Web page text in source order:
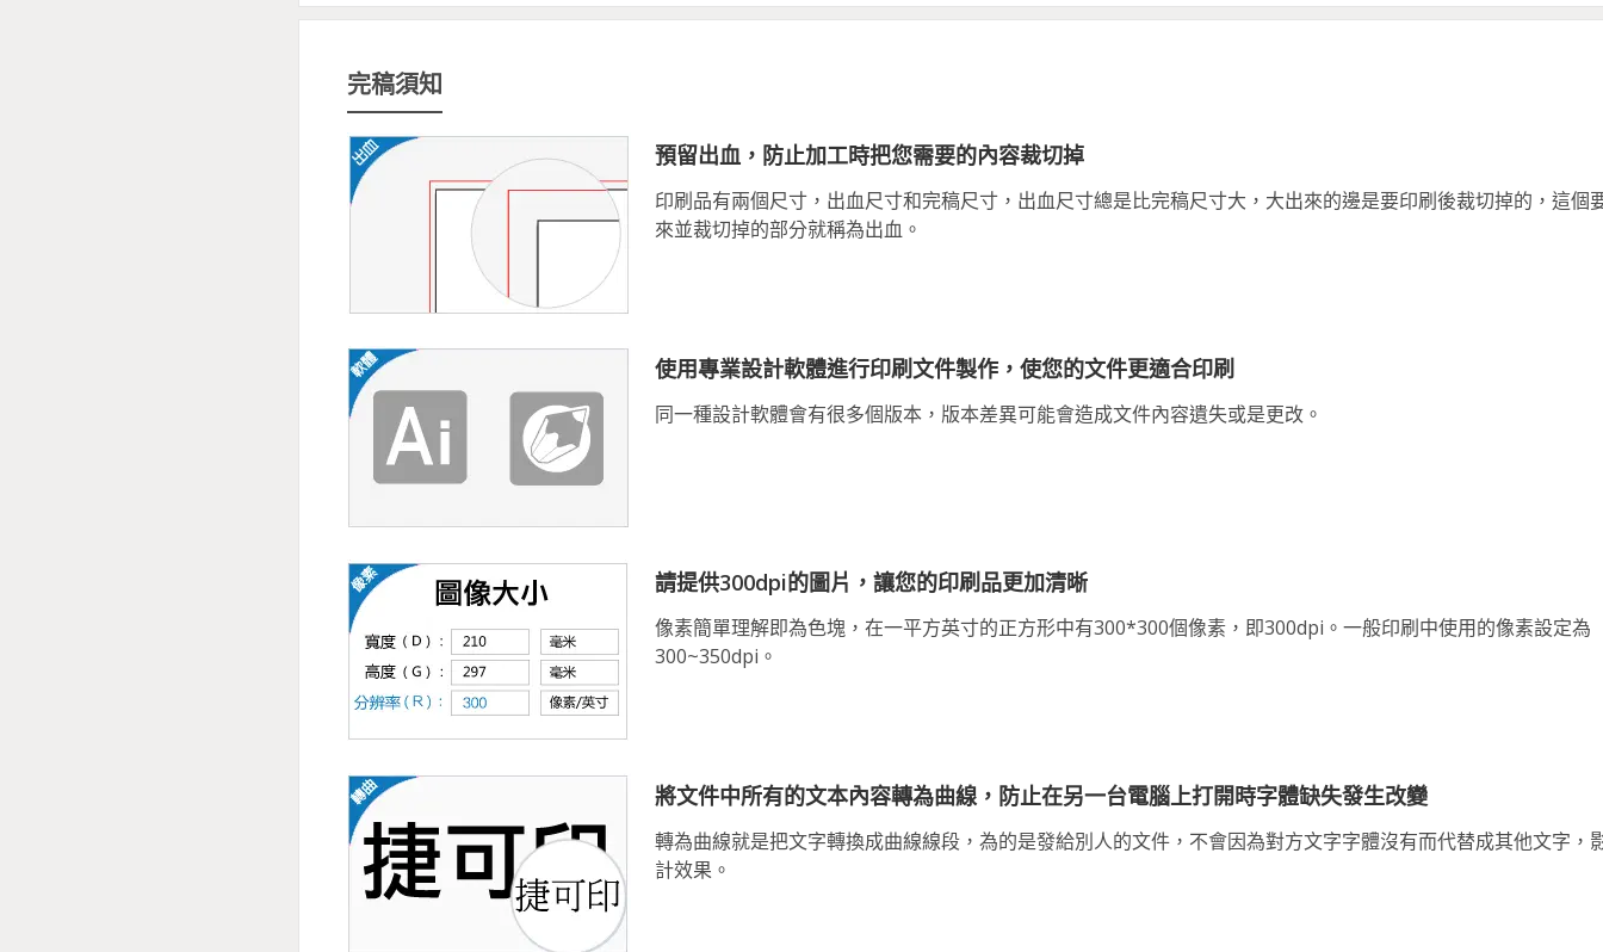
完稿須知
預留出血，防止加工時把您需要的內容裁切掉
印刷品有兩個尺寸，出血尺寸和完稿尺寸，出血尺寸總是比完稿尺寸大，大出來的邊是要印刷後裁切掉的，這個
來並裁切掉的部分就稱為出血。
使用專業設計軟體進行印刷文件製作，使您的文件更適合印刷
同一種設計軟體會有很多個版本，版本差異可能會造成文件內容遺失或是更改。
請提供300dpi的圖片，讓您的印刷品更加清晰
像素簡單理解即為色塊，在一平方英寸的正方形中有300*300個像素，即300dpi。一般印刷中使用的像素設定為
300~350dpi。
將文件中所有的文本內容轉為曲線，防止在另一台電腦上打開時字體缺失發生改變
轉為曲線就是把文字轉換成曲線線段，為的是發給別人的文件，不會因為對方文字字體沒有而代替成其他文字，
計效果。